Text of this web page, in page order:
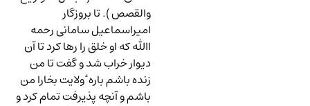
والقصص ). تا بروزگار
امیراسماعیل سامانی رحمه
اﷲ که او خلق را رها کرد تا آن
دیوار خراب شد و گفت تا من
زنده باشم باره ٔ ولایت بخارا من
باشم و آنچه پذیرفت تمام کرد و